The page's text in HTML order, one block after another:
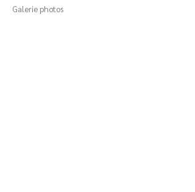
Galerie photos